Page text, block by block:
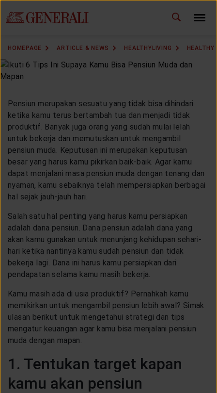
HOMEPAGE ARTICLE & NEWS HEALTHYLIVING HEALTHY
Pensiun merupakan sesuatu yang tidak bisa dihindari
ketika kamu terus bertambah tua dan menjadi tidak
produktif. Banyak juga orang yang sudah mulai lelah
untuk bekerja dan memutuskan untuk mengambil
pensiun muda. Keputusan ini merupakan keputusan
besar yang harus kamu pikirkan baik-baik. Agar kamu
dapat menjalani masa pensiun muda dengan tenang dan
nyaman, kamu sebaiknya telah mempersiapkan berbagai
hal sejak jauh-jauh hari.
Salah satu hal penting yang harus kamu persiapkan
adalah dana pensiun. Dana pensiun adalah dana yang
akan kamu gunakan untuk menunjang kehidupan sehari-
hari ketika nantinya kamu sudah pensiun dan tidak
bekerja lagi. Dana ini harus kamu persiapkan dari
pendapatan selama kamu masih bekerja.
Kamu masih ada di usia produktif? Pernahkah kamu
memikirkan untuk mengambil pensiun lebih awal? Simak
ulasan berikut untuk mengetahui strategi dan tips
mengatur keuangan agar kamu bisa menjalani pensiun
muda dengan mapan.
1. Tentukan target kapan
kamu akan pensiun
CHANGE LANGUAGE ID EN
MARKETING OFFICE
INSURANCE DICTIONARY
OUR SOLUTION
CUSTOMER SERVICE
ARTICLE & NEWS
EVENTS